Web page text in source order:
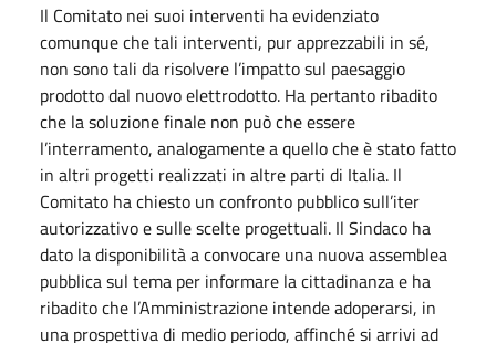
Il Comitato nei suoi interventi ha evidenziato
comunque che tali interventi, pur apprezzabili in sé,
non sono tali da risolvere l’impatto sul paesaggio
prodotto dal nuovo elettrodotto. Ha pertanto ribadito
che la soluzione finale non può che essere
l’interramento, analogamente a quello che è stato fatto
in altri progetti realizzati in altre parti di Italia. Il
Comitato ha chiesto un confronto pubblico sull’iter
autorizzativo e sulle scelte progettuali. Il Sindaco ha
dato la disponibilità a convocare una nuova assemblea
pubblica sul tema per informare la cittadinanza e ha
ribadito che l’Amministrazione intende adoperarsi, in
una prospettiva di medio periodo, affinché si arrivi ad